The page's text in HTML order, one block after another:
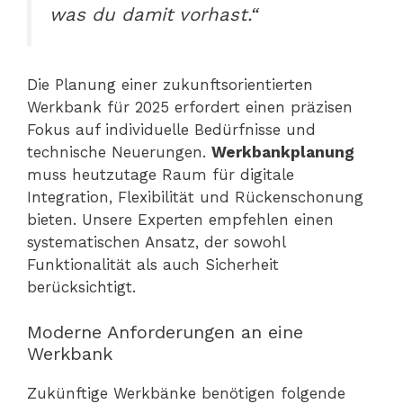
was du damit vorhast.“
Die Planung einer zukunftsorientierten
Werkbank für 2025 erfordert einen präzisen
Fokus auf individuelle Bedürfnisse und
technische Neuerungen. Werkbankplanung
muss heutzutage Raum für digitale
Integration, Flexibilität und Rückenschonung
bieten. Unsere Experten empfehlen einen
systematischen Ansatz, der sowohl
Funktionalität als auch Sicherheit
berücksichtigt.
Moderne Anforderungen an eine
Werkbank
Zukünftige Werkbänke benötigen folgende